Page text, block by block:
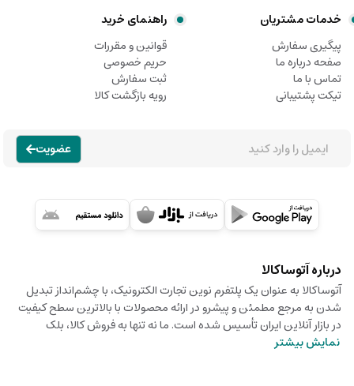
خدمات مشتریان
پیگیری سفارش
صفحه درباره ما
تماس با ما
تیکت پشتیبانی
راهنمای خرید
قوانین و مقررات
حریم خصوصی
ثبت سفارش
رویه بازگشت کالا
عضویت
درباره آتوساکالا
آتوساکالا به عنوان یک پلتفرم نوین تجارت الکترونیک، با چشم‌انداز تبدیل
شدن به مرجع مطمئن و پیشرو در ارائه محصولات با بالاترین سطح کیفیت
در بازار آنلاین ایران تأسیس شده است. ما نه تنها به فروش کالا، بلک
نمایش بیشتر